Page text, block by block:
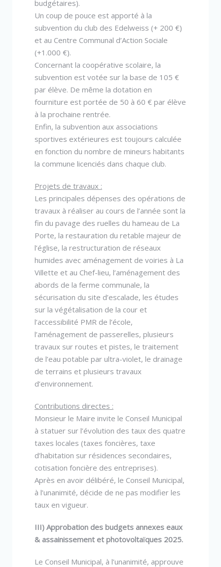
budgétaires).
Un coup de pouce est apporté à la
subvention du club des Edelweiss (+ 200 €)
et au Centre Communal d’Action Sociale
(+1.000 €).
Concernant la coopérative scolaire, la
subvention est votée sur la base de 105 €
par élève. De même la dotation en
fourniture est portée de 50 à 60 € par élève
à la prochaine rentrée.
Enfin, la subvention aux associations
sportives extérieures est toujours calculée
en fonction du nombre de mineurs habitants
la commune licenciés dans chaque club.
Projets de travaux :
Les principales dépenses des opérations de
travaux à réaliser au cours de l’année sont la
fin du pavage des ruelles du hameau de La
Porte, la restauration du retable majeur de
l’église, la restructuration de réseaux
humides avec aménagement de voiries à La
Villette et au Chef-lieu, l’aménagement des
abords de la ferme communale, la
sécurisation du site d’escalade, les études
sur la végétalisation de la cour et
l’accessibilité PMR de l’école,
l’aménagement de passerelles, plusieurs
travaux sur routes et pistes, le traitement
de l’eau potable par ultra-violet, le drainage
de terrains et plusieurs travaux
d’environnement.
Contributions directes :
Monsieur le Maire invite le Conseil Municipal
à statuer sur l’évolution des taux des quatre
taxes locales (taxes foncières, taxe
d’habitation sur résidences secondaires,
cotisation foncière des entreprises).
Après en avoir délibéré, le Conseil Municipal,
à l’unanimité, décide de ne pas modifier les
taux en vigueur.
III) Approbation des budgets annexes eaux
& assainissement et photovoltaïques 2025.
Le Conseil Municipal, à l’unanimité, approuve